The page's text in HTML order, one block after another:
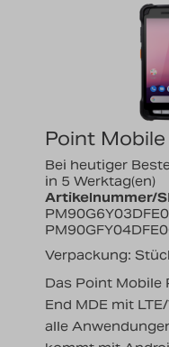
Point
Bei heutiger
in 5 Werktag(en)
Artikelnummer/
Verpackung:
Das Point Mobile
End MDE mit
alle